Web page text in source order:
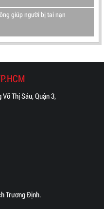
giúp người bị tai nạn
Thị Sáu, Quận 3,
Trương Định.